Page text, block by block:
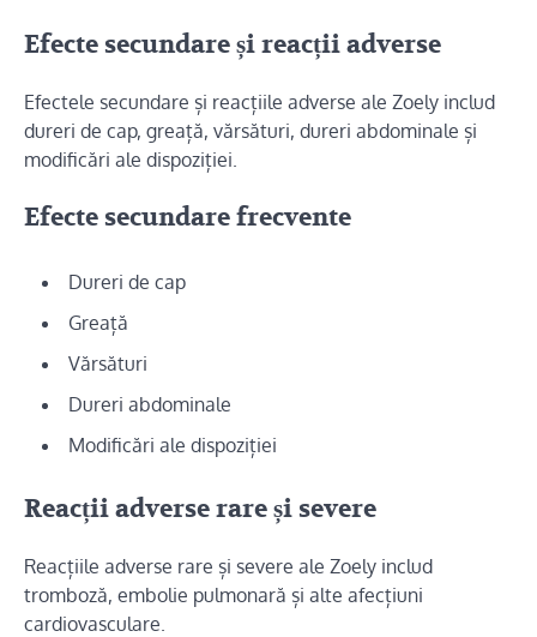
Efecte secundare și reacții adverse
Efectele secundare și reacțiile adverse ale Zoely includ
dureri de cap, greață, vărsături, dureri abdominale și
modificări ale dispoziției.
Efecte secundare frecvente
Dureri de cap
Greață
Vărsături
Dureri abdominale
Modificări ale dispoziției
Reacții adverse rare și severe
Reacțiile adverse rare și severe ale Zoely includ
tromboză, embolie pulmonară și alte afecțiuni
cardiovasculare.